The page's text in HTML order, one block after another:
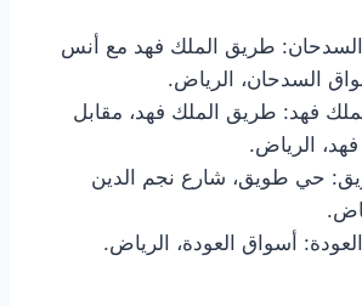
طريق الملك فهد مع أنس
السدحان، الرياض.
فهد: طريق الملك فهد، مقابل
الرياض.
حي طويق، شارع نجم الدين
أسواق العودة، الرياض.